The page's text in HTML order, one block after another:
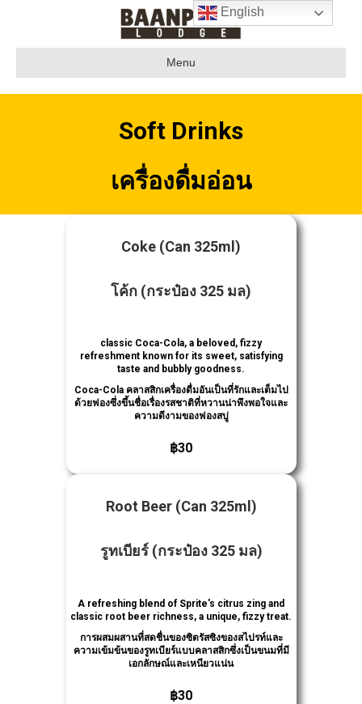
Menu
Soft Drinks
เครื่องดื่มอ่อน
Coke (Can 325ml)
โค้ก (กระป๋อง 325 มล)
classic Coca-Cola, a beloved, fizzy
refreshment known for its sweet, satisfying
taste and bubbly goodness.
Coca-Cola คลาสสิกเครื่องดื่มอันเป็นที่รักและเต็มไป
ด้วยฟองซึ่งขึ้นชื่อเรื่องรสชาติที่หวานน่าพึงพอใจและ
ความดีงามของฟองสบู่
฿30
Root Beer (Can 325ml)
รูทเบียร์ (กระป๋อง 325 มล)
A refreshing blend of Sprite's citrus zing and
classic root beer richness, a unique, fizzy treat.
การผสมผสานที่สดชื่นของซิตรัสซิงของสไปรท์และ
ความเข้มข้นของรูทเบียร์แบบคลาสสิกซึ่งเป็นขนมที่มี
เอกลักษณ์และเหนียวแน่น
฿30
English